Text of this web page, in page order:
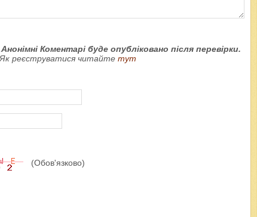
Анонімні Коментарі буде опубліковано після перевірки.
реєструватися читайте тут
(Обов'язково)